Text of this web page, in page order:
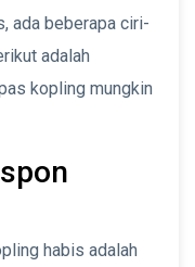
ada beberapa ciri-
adalah
kopling mungkin
habis adalah